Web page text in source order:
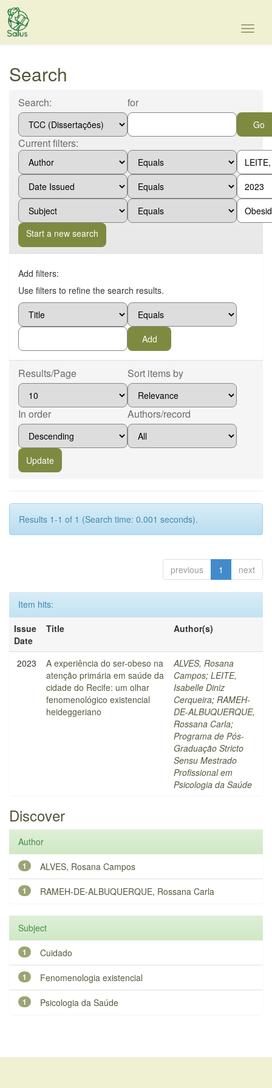
Skip
Search
Search: for
Current filters:
Start a new search
Add filters:
Use filters to refine the search results.
Results/Page Sort items by
In order Authors/record
Results 1-1 of 1 (Search time: 0.001 seconds).
previous 1 next
Item hits:
Issue
Date
Title Author(s)
2023
A experiência do ser-obeso na
atenção primária em saúde da
cidade do Recife: um olhar
fenomenológico existencial
heideggeriano
ALVES, Rosana
Campos; LEITE,
Isabelle Diniz
Cerqueira; RAMEH-
DE-ALBUQUERQUE,
Rossana Carla;
Programa de Pós-
Graduação Stricto
Sensu Mestrado
Profissional em
Psicologia da Saúde
Discover
Author
1 ALVES, Rosana Campos
1 RAMEH-DE-ALBUQUERQUE, Rossana Carla
Subject
1 Cuidado
1 Fenomenologia existencial
1 Psicologia da Saúde